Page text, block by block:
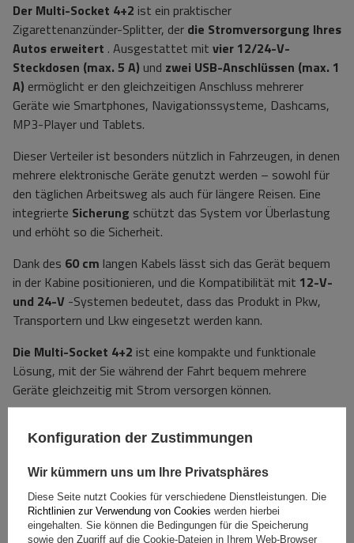
Der Multi-Socket 4+2 ist ein praktischer
Zigarettenanzünder-Splitter, der die Stromversorgung Ihres
Autos erweitert . Ausgestattet mit vier 12/24-V-
Steckdosen (max. 5 A) und zwei USB-Anschlüssen (max. 1
A) ermöglicht er den gleichzeitigen Anschluss mehrerer
Geräte wie Smartphones, Navigationssysteme, Dashcams,
MP3-Player und Tablets.
Dieser Verteiler ist besonders nützlich in Fahrzeugen, in denen
mehrere elektronische Geräte genutzt werden – sowohl für
den täglichen Arbeitsweg als auch für längere Reisen. Eine
integrierte Sicherung schützt das System vor Überlastung
und erhöht so die Sicherheit.
Dank des 60 cm langen Kabels lässt sich das Gerät bequem
in der Kabine positionieren, und die Kompatibilität mit 12-V-
und 24-V -Systemen bedeutet, dass das Produkt in Pkw,
Transportern und Lkw eingesetzt werden kann.
Die Multi-Socket 4+2 ist eine kompakte und funktionale
Lösung, mit der Sie während der Fahrt bequem mehrere
Geräte gleichzeitig mit Strom versorgen können.
Spezifikation
Das Produkt passt zu Autos
Lieferung
Konfiguration der Zustimmungen
Wir kümmern uns um Ihre Privatsphäres
Diese Seite nutzt Cookies für verschiedene Dienstleistungen. Die
Richtlinien zur Verwendung von Cookies werden hierbei
eingehalten. Sie können die Bedingungen für die Speicherung
sowie den Zugriff auf die Cookie-Dateien in Ihrem Web-Browser